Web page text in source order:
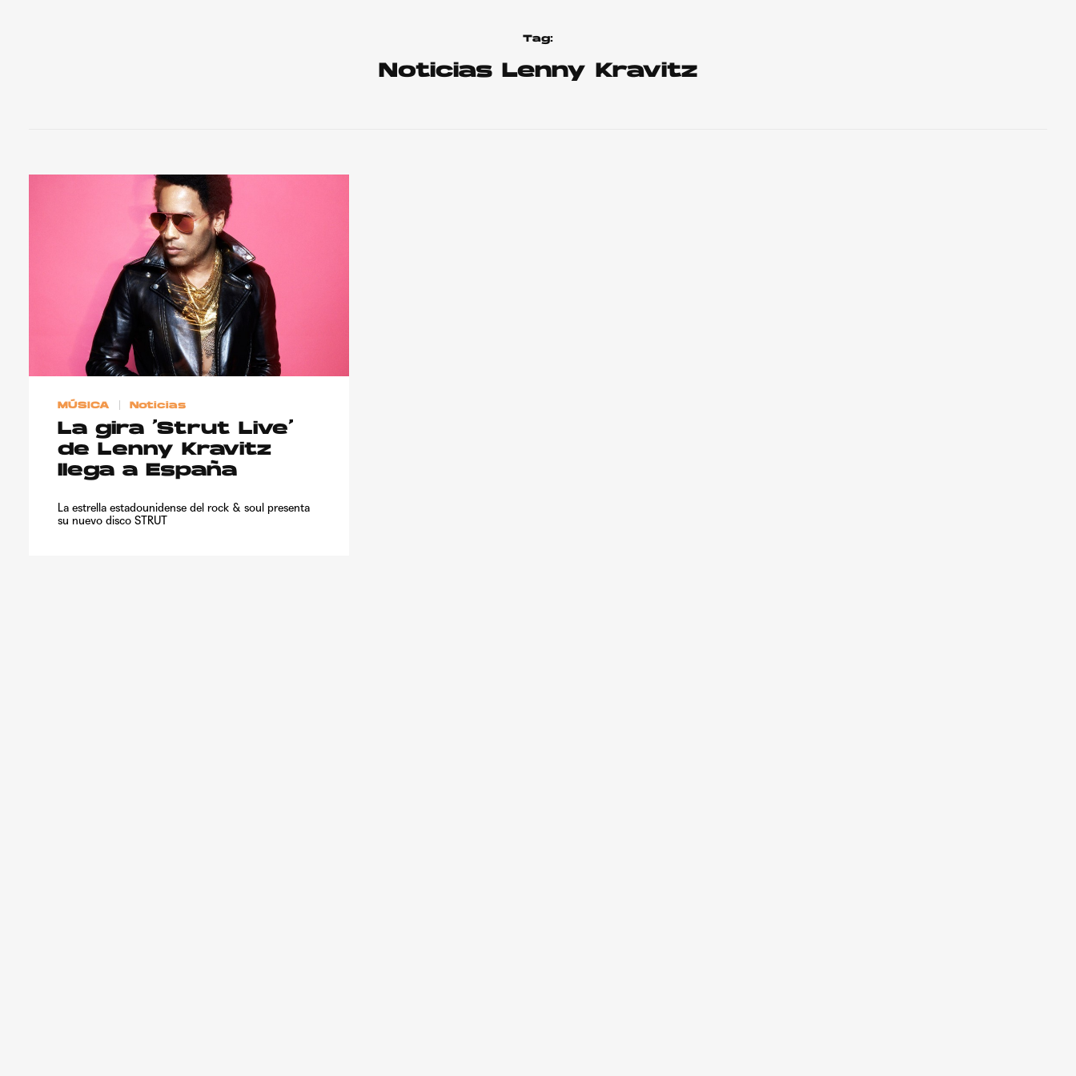
Tag:
Noticias Lenny Kravitz
MÚSICA Noticias
La gira ‘Strut Live’
de Lenny Kravitz
llega a España
La estrella estadounidense del rock & soul presenta
su nuevo disco STRUT